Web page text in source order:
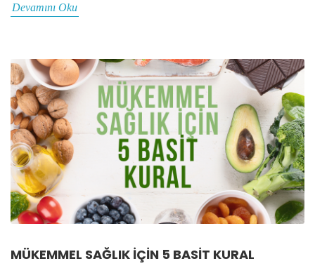
Devamını Oku
MÜKEMMEL SAĞLIK IÇIN 5 BASIT KURAL